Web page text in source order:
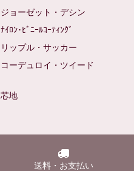
ジョーゼット・デシン
ﾅｲﾛﾝ･ﾋﾞﾆｰﾙｺｰﾃｨﾝｸﾞ
リップル・サッカー
コーデュロイ・ツイード
芯地
送料・お支払い